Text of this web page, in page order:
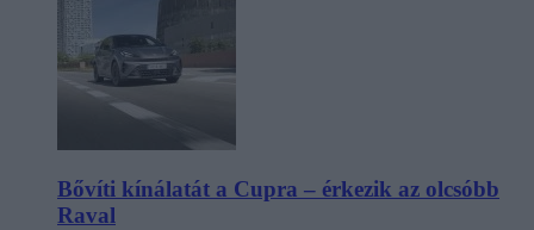
Bővíti kínálatát a Cupra – érkezik az olcsóbb
Raval